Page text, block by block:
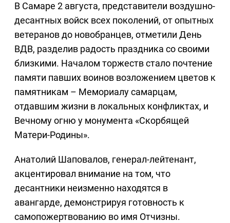
В Самаре 2 августа, представители воздушно-
десантных войск всех поколений, от опытных
ветеранов до новобранцев, отметили День
ВДВ, разделив радость праздника со своими
близкими. Началом торжеств стало почтение
памяти павших воинов возложением цветов к
памятникам – Мемориалу самарцам,
отдавшим жизни в локальных конфликтах, и
Вечному огню у монумента «Скорбящей
Матери-Родины».
Анатолий Шаповалов, генерал-лейтенант,
акцентировал внимание на том, что
десантники неизменно находятся в
авангарде, демонстрируя готовность к
самопожертвованию во имя Отчизны.